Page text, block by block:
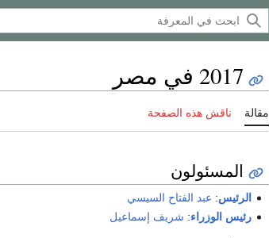
2017 في مصر
مقالة ناقش هذه الصفحة
المسئولون
الرئيس: عبد الفتاح السيسي
رئيس الوزراء: شريف إسماعيل